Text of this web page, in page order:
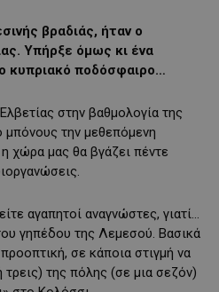
βραδιάς, ήταν ο
Υπήρξε όμως κι ένα
κυπριακό ποδόσφαιρο…
στην βαθμολογία της
την μεθεπόμενη
χώρα μας θα βγάζει πέντε
αγαπητοί αναγνώστες, γιατί…
γηπέδου της Λεμεσού. Βασικά
σε κάποια στιγμή να
της πόλης (σε μια σεζόν)